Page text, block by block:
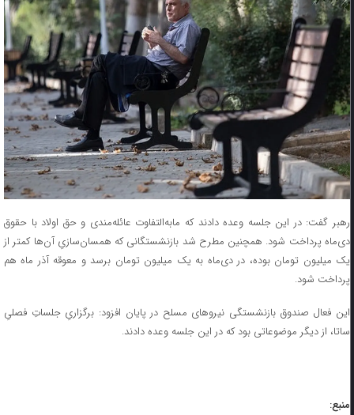
رهبر گفت: در این جلسه وعده دادند که مابه‌التفاوت عائله‌مندی و حق اولاد با حقوق
دی‌ماه پرداخت شود. همچنین مطرح شد بازنشستگانی که همسان‌سازیِ آن‌ها کمتر از
یک میلیون تومان بوده، در دی‌ماه به یک میلیون تومان برسد و معوقه آذر ماه هم
پرداخت شود.
این فعال صندوق بازنشستگی نیروهای مسلح در پایان افزود: برگزاریِ جلساتِ فصلیِ
ساتا، از دیگر موضوعاتی بود که در این جلسه وعده دادند.
منبع: